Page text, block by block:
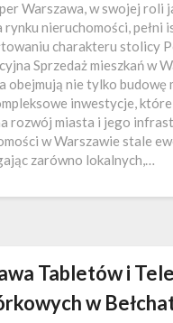
Warszawa, w swojej roli
rynku nieruchomości, pełni
charakteru stolicy
Sprzedaż mieszkań w
obejmują nie tylko budowę
inwestycje,
rozwój miasta i jego
w Warszawie stale
zarówno lokalnych,…
Tabletów i
w